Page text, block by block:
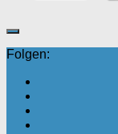
Folgen: